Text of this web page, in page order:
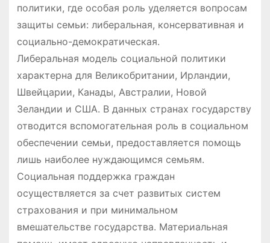
политики, где особая роль уделяется вопросам
защиты семьи: либеральная, консервативная и
социально-демократическая.
Либеральная модель социальной политики
характерна для Великобритании, Ирландии,
Швейцарии, Канады, Австралии, Новой
Зеландии и США. В данных странах государству
отводится вспомогательная роль в социальном
обеспечении семьи, предоставляется помощь
лишь наиболее нуждающимся семьям.
Социальная поддержка граждан
осуществляется за счет развитых систем
страхования и при минимальном
вмешательстве государства. Материальная